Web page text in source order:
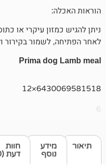
עיקרי או כתוספת למזון יבש.
בקירור ולצרוך תוך 3 ימים.
Prima
חוות
דעת (0)
החלפה או
החזרה